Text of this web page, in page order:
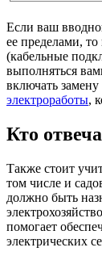
Если ваш
ее пределами,
(кабельные
выполняться
включать
электроработы,
Кто
Также стоит
том числе и
должно быть
помогает
электрических